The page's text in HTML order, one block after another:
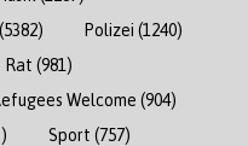
(5382) Polizei (1240)
Rat (981)
Welcome (904)
Sport (757)